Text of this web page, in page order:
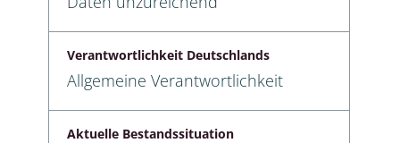
Verantwortlichkeit Deutschlands
Allgemeine Verantwortlichkeit
Aktuelle Bestandssituation